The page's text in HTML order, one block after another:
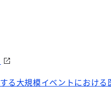
る大規模イベントにおけ